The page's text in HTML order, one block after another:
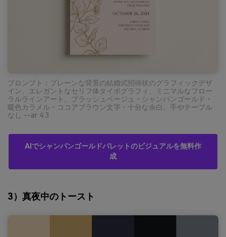
プロンプト：プレーンな背景の結婚式招待状のグラフィックデザ
イン、エレガントなセリフ体タイポグラフィ、ミニマルなフロー
ラルラインアート、ブラッシュベージュ・シャンパンゴールド・
暖色カラメル・ココアブラウン文字・十分な余白、手やテーブル
なし --ar 4:3
AIでシャンパンゴールドパレットのビジュアルを無料作
成
3）真夜中のトースト